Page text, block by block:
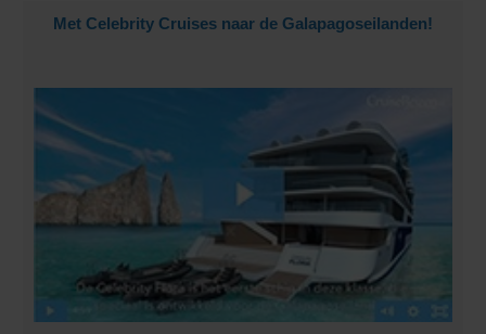
Met Celebrity Cruises naar de Galapagoseilanden!